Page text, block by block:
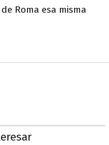
Roma esa misma